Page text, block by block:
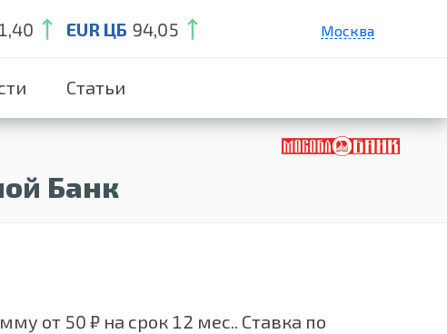
EUR ЦБ 94,05 Москва
Краснодар
Нижний Новгород
Статьи
Банк
от 50 ₽ на срок 12 мес.. Ставка по